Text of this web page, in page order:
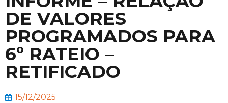
DE VALORES
PROGRAMADOS PARA
6º RATEIO –
RETIFICADO
15/12/2025